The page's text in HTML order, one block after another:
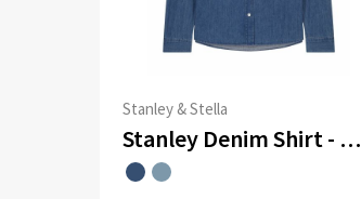
Stanley & Stella
Stanley Denim Shirt - Het heren overhemd van denim